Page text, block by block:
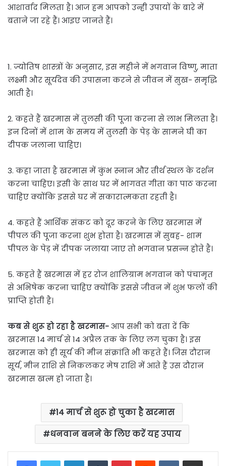
आशार्वाद मिलता है। आज हम आपको उन्ही उपायों के बारे में
बताने जा रहे हैं। आइए जानते हैं।
1. ज्योतिष शास्त्रों के अनुसार, इस महीने में भगवान विष्णु, माता
लक्ष्मी और सूर्यदेव की उपासना करने से जीवन में सुख- समृद्धि
आती है।
2. कहते हैं खरमास में तुलसी की पूजा करना से लाभ मिलता है।
इन दिनों में शाम के समय में तुलसी के पेड़ के सामने घी का
दीपक जलाना चाहिए।
3. कहा जाता है खरमास में कुंभ स्नान और तीर्थ स्थल के दर्शन
करना चाहिए। इसी के साथ घर में भागवत गीता का पाठ करना
चाहिए क्योंकि इससे घर में सकारात्मकता रहती है।
4. कहते हैं आर्थिक संकट को दूर करने के लिए खरमास में
पीपल की पूजा करना शुभ होता है। खरमास में सुबह- शाम
पीपल के पेड़ में दीपक जलाया जाए तो भगवान प्रसन्न होते है।
5. कहते हैं खरमास में हर रोज शालिग्राम भगवान को पंचामृत
से अभिषेक करना चाहिए क्योंकि इससे जीवन में शुभ फलों की
प्राप्ति होती है।
कब से शुरू हो रहा है खरमास-आप सभी को बता दें कि
खरमास 14 मार्च से 14 अप्रैल तक के लिए लग चुका है। इस
खरमास को ही सूर्य की मीन संक्रांति भी कहते हैं। जिस दौरान
सूर्य, मीन राशि से निकलकर मेष राशि में आते हैं उस दौरान
खरमास खत्म हो जाता है।
14 मार्च से शुरू हो चुका है खरमास
धनवान बनने के लिए करें यह उपाय
LinkedInTumblrPinterestReddit VKontakteShare via Email